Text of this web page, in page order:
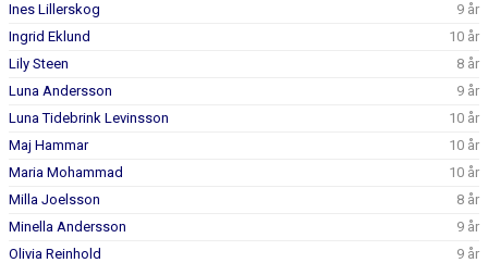
Ines Lillerskog
9 år
Ingrid Eklund
10 år
Lily Steen
8 år
Luna Andersson
9 år
Luna Tidebrink Levinsson
10 år
Maj Hammar
10 år
Maria Mohammad
10 år
Milla Joelsson
8 år
Minella Andersson
9 år
Olivia Reinhold
9 år